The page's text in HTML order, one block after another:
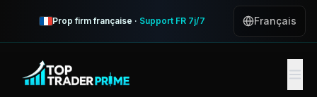
Prop firm française · Support FR 7j/7 Français